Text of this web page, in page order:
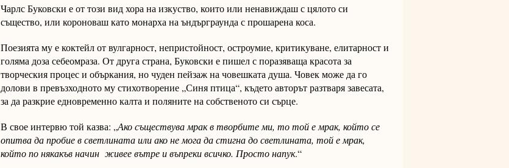
Чарлс Буковски е от този вид хора на изкуство, които или ненавиждаш с цялото си
същество, или короноваш като монарха на ъндърграунда с прошарена коса.
Поезията му е коктейл от вулгарност, непристойност, остроумие, критикуване, елитарност и
голяма доза себеомраза. От друга страна, Буковски е пишел с поразяваща красота за
творческия процес и объркания, но чуден пейзаж на човешката душа. Човек може да го
долови в превъзходното му стихотворение „Синя птица“, където авторът разтваря завесата,
за да разкрие едновременно калта и поляните на собственото си сърце.
В свое интервю той казва: „Ако съществува мрак в творбите ми, то той е мрак, който се
опитва да пробие в светлината или ако не мога да стигнадо светлината, той е мрак,
който по някакъв начин живее вътре и въпреки всичко. Просто напук.“